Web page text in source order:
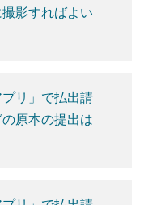
影すればよい
リ」で払出請
原本の提出は